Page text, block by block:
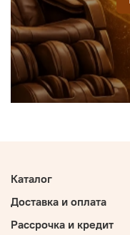
Каталог
Доставка и оплата
Рассрочка и кредит